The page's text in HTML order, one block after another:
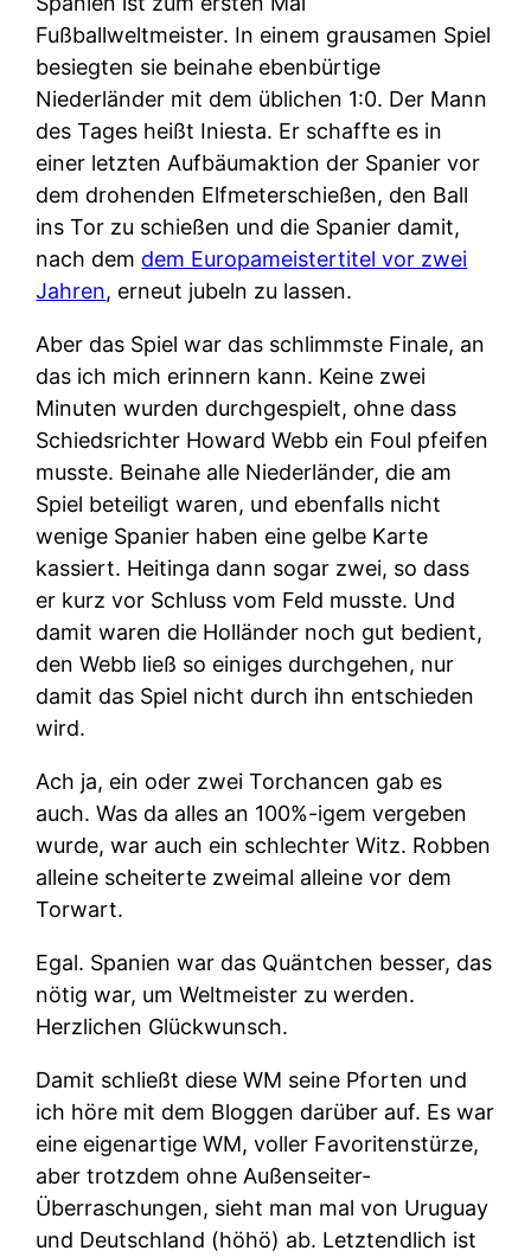
Fußballweltmeister. In einem grausamen Spiel
besiegten sie beinahe ebenbürtige
Niederländer mit dem üblichen 1:0. Der Mann
des Tages heißt Iniesta. Er schaffte es in
einer letzten Aufbäumaktion der Spanier vor
dem drohenden Elfmeterschießen, den Ball
ins Tor zu schießen und die Spanier damit,
nach dem dem Europameistertitel vor zwei
Jahren, erneut jubeln zu lassen.
Aber das Spiel war das schlimmste Finale, an
das ich mich erinnern kann. Keine zwei
Minuten wurden durchgespielt, ohne dass
Schiedsrichter Howard Webb ein Foul pfeifen
musste. Beinahe alle Niederländer, die am
Spiel beteiligt waren, und ebenfalls nicht
wenige Spanier haben eine gelbe Karte
kassiert. Heitinga dann sogar zwei, so dass
er kurz vor Schluss vom Feld musste. Und
damit waren die Holländer noch gut bedient,
den Webb ließ so einiges durchgehen, nur
damit das Spiel nicht durch ihn entschieden
wird.
Ach ja, ein oder zwei Torchancen gab es
auch. Was da alles an 100%-igem vergeben
wurde, war auch ein schlechter Witz. Robben
alleine scheiterte zweimal alleine vor dem
Torwart.
Egal. Spanien war das Quäntchen besser, das
nötig war, um Weltmeister zu werden.
Herzlichen Glückwunsch.
Damit schließt diese WM seine Pforten und
ich höre mit dem Bloggen darüber auf. Es war
eine eigenartige WM, voller Favoritenstürze,
aber trotzdem ohne Außenseiter-
Überraschungen, sieht man mal von Uruguay
und Deutschland (höhö) ab. Letztendlich ist